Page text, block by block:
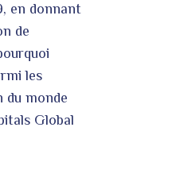
en donnant
de
les
du monde
Global